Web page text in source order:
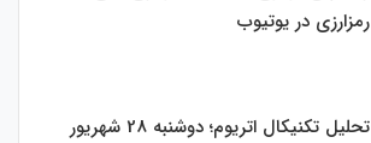
رمزارزی در یوتیوب
تحلیل تکنیکال اتریوم؛ دوشنبه 28 شهریور